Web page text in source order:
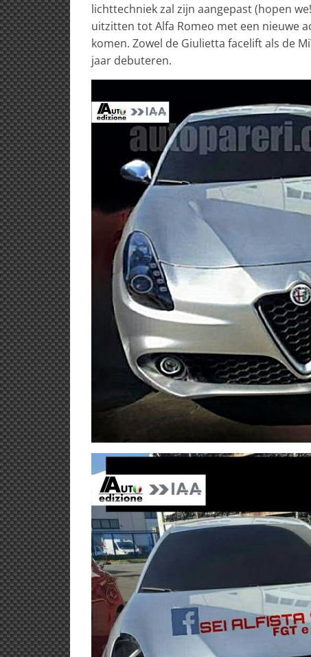
lichttechniek zal zijn aangepast (hopen
uitzitten tot Alfa Romeo met een nieuwe
komen. Zowel de Giulietta facelift als de
jaar debuteren.